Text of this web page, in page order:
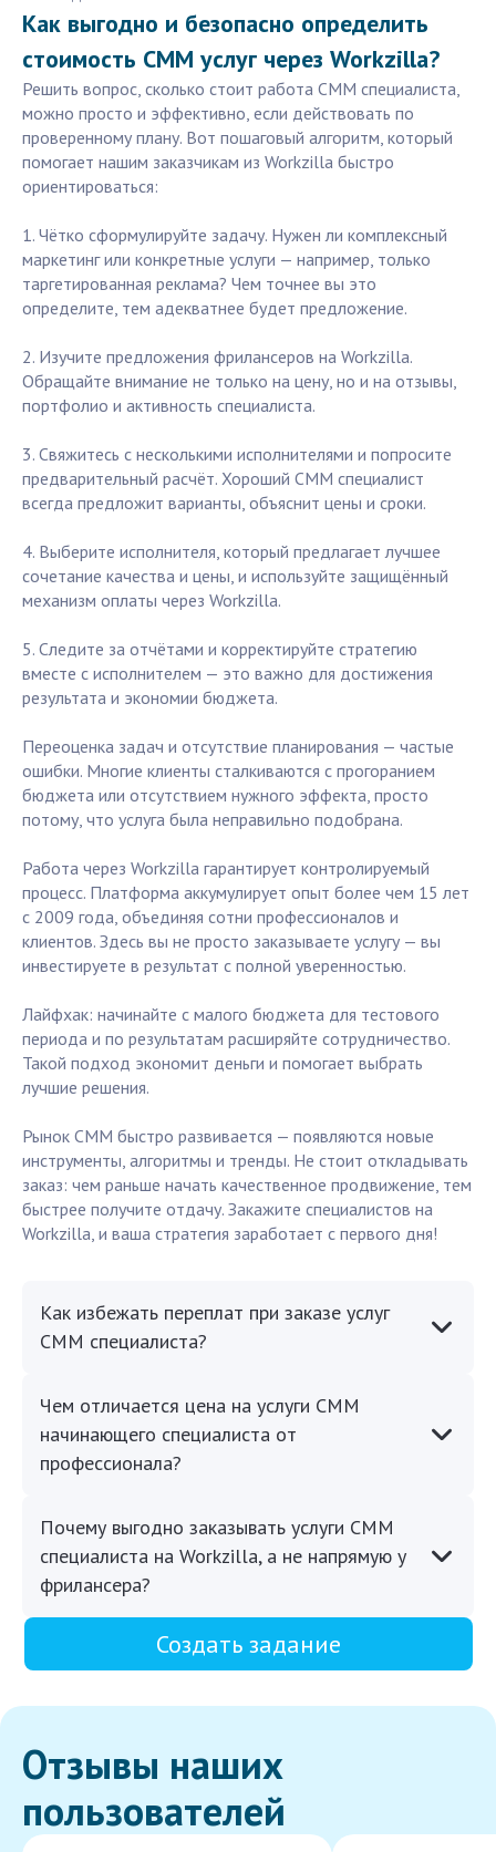
Как выгодно и безопасно определить
стоимость СММ услуг через Workzilla?
Решить вопрос, сколько стоит работа СММ специалиста,
можно просто и эффективно, если действовать по
проверенному плану. Вот пошаговый алгоритм, который
помогает нашим заказчикам из Workzilla быстро
ориентироваться:
1. Чётко сформулируйте задачу. Нужен ли комплексный
маркетинг или конкретные услуги — например, только
таргетированная реклама? Чем точнее вы это
определите, тем адекватнее будет предложение.
2. Изучите предложения фрилансеров на Workzilla.
Обращайте внимание не только на цену, но и на отзывы,
портфолио и активность специалиста.
3. Свяжитесь с несколькими исполнителями и попросите
предварительный расчёт. Хороший СММ специалист
всегда предложит варианты, объяснит цены и сроки.
4. Выберите исполнителя, который предлагает лучшее
сочетание качества и цены, и используйте защищённый
механизм оплаты через Workzilla.
5. Следите за отчётами и корректируйте стратегию
вместе с исполнителем — это важно для достижения
результата и экономии бюджета.
Переоценка задач и отсутствие планирования — частые
ошибки. Многие клиенты сталкиваются с прогоранием
бюджета или отсутствием нужного эффекта, просто
потому, что услуга была неправильно подобрана.
Работа через Workzilla гарантирует контролируемый
процесс. Платформа аккумулирует опыт более чем 15 лет
с 2009 года, объединяя сотни профессионалов и
клиентов. Здесь вы не просто заказываете услугу — вы
инвестируете в результат с полной уверенностью.
Лайфхак: начинайте с малого бюджета для тестового
периода и по результатам расширяйте сотрудничество.
Такой подход экономит деньги и помогает выбрать
лучшие решения.
Рынок СММ быстро развивается — появляются новые
инструменты, алгоритмы и тренды. Не стоит откладывать
заказ: чем раньше начать качественное продвижение, тем
быстрее получите отдачу. Закажите специалистов на
Workzilla, и ваша стратегия заработает с первого дня!
Как избежать переплат при заказе услуг
СММ специалиста?
Чем отличается цена на услуги СММ
начинающего специалиста от
профессионала?
Почему выгодно заказывать услуги СММ
специалиста на Workzilla, а не напрямую у
фрилансера?
Создать задание
Отзывы наших
пользователей